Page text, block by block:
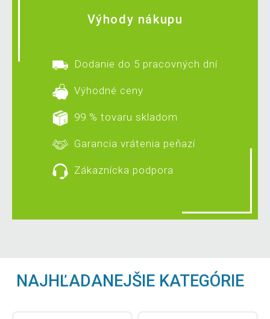
Výhody nákupu
Dodanie do 5 pracovných dní
Výhodné ceny
99 % tovaru skladom
Garancia vrátenia peňazí
Zákaznícka podpora
NAJHĽADANEJŠIE KATEGÓRIE